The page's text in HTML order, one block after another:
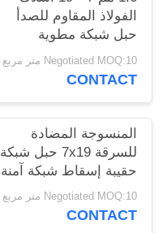
الفولاذ المقاوم للصدأ
حبل شبكة مطوية
ومنسوجة الشرفة Infill
Negotiated MOQ:10 متر مربع
CONTACT
المنسوجة المضادة
للسرقة 7x19 حبل شبكة
حقيبة إسقاط شبكة آمنة
للضوء الكاشف
Negotiated MOQ:10 متر مربع
CONTACT